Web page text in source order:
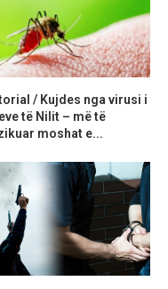
/ Kujdes nga virusi i
të Nilit – më të
moshat e...